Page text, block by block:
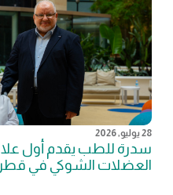
28 يوليو, 2026
العضلات الشوكي في قطر